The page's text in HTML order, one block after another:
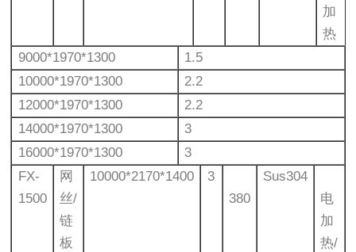
加
热
9000*1970*1300
1.5
10000*1970*1300
2.2
12000*1970*1300
2.2
14000*1970*1300
3
16000*1970*1300
3
FX-
1500
网
丝/
链
板
10000*2170*1400
3
380
Sus304
电
加
热/